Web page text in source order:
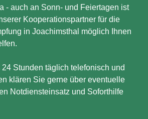
- auch an Sonn- und Feiertagen ist
Kooperationspartner für die
in Joachimsthal möglich Ihnen
Stunden täglich telefonisch und
klären Sie gerne über eventuelle
Notdiensteinsatz und Soforthilfe